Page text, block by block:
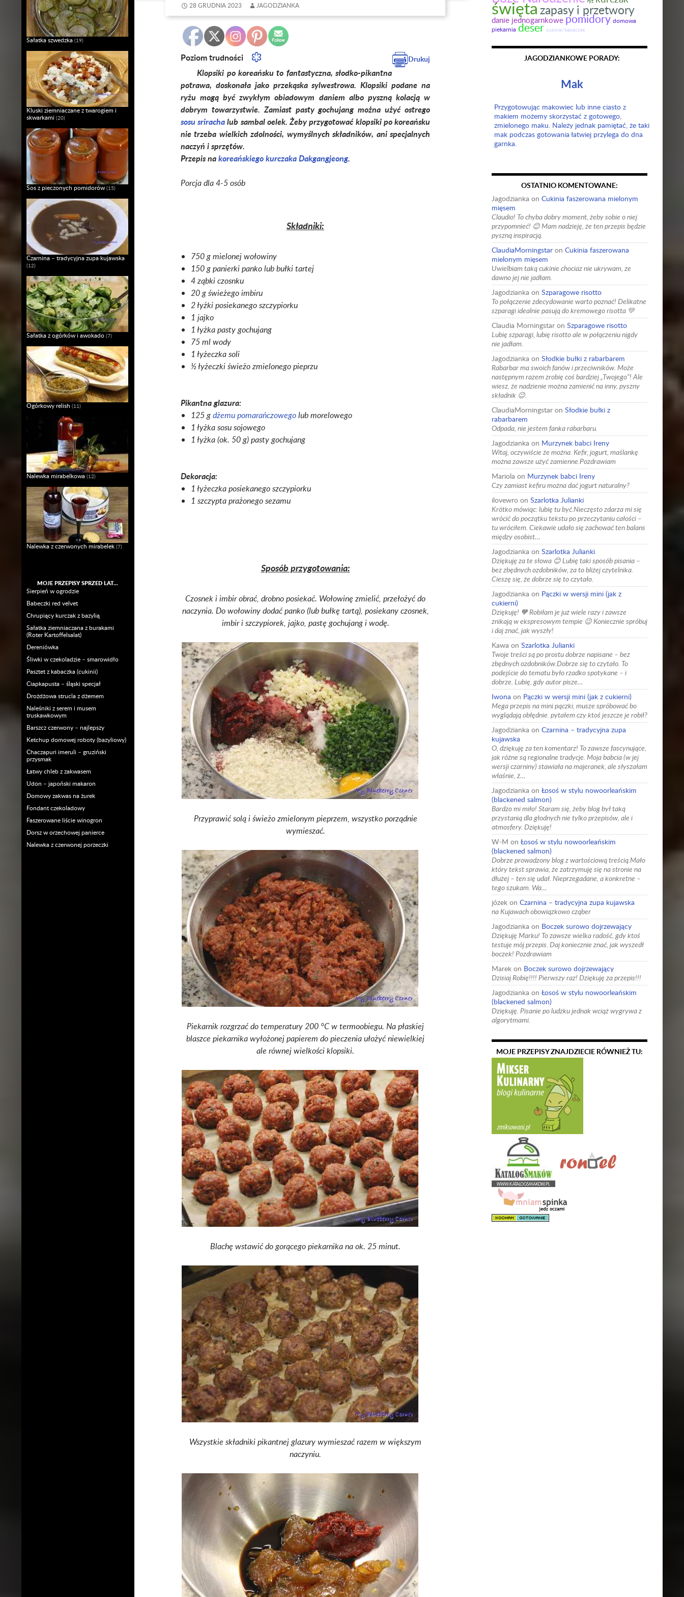
28 GRUDNIA 2023 JAGODZIANKA
Drukuj
Poziom trudności
Klopsiki po koreańsku to fantastyczna, słodko-pikantna
potrawa, doskonała jako przekąska sylwestrowa. Klopsiki podane na
ryżu mogą być zwykłym obiadowym daniem albo pyszną kolacją w
dobrym towarzystwie. Zamiast pasty gochujang można użyć ostrego
sosu srirachalub sambal oelek. Żeby przygotować klopsiki po koreańsku
nie trzeba wielkich zdolności, wymyślnych składników, ani specjalnych
naczyń i sprzętów.
Przepis nakoreańskiego kurczaka Dakgangjeong.
Porcja dla 4-5 osób
Składniki:
750 g mielonej wołowiny
150 g panierki panko lub bułki tartej
4 ząbki czosnku
20 g świeżego imbiru
2 łyżki posiekanego szczypiorku
1 jajko
1 łyżka pasty gochujang
75 ml wody
1 łyżeczka soli
½ łyżeczki świeżo zmielonego pieprzu
Pikantna glazura:
125 gdżemu pomarańczowegolub morelowego
1 łyżka sosu sojowego
1 łyżka (ok. 50 g) pasty gochujang
Dekoracja:
1 łyżeczka posiekanego szczypiorku
1 szczypta prażonego sezamu
Sposób przygotowania:
Czosnek i imbir obrać, drobno posiekać. Wołowinę zmielić, przełożyć do
naczynia. Do wołowiny dodać panko (lub bułkę tartą), posiekany czosnek,
imbir i szczypiorek, jajko, pastę gochujang i wodę.
Przyprawić solą i świeżo zmielonym pieprzem, wszystko porządnie
wymieszać.
Piekarnik rozgrzać do temperatury 200 °C w termoobiegu. Na płaskiej
blaszce piekarnika wyłożonej papierem do pieczenia ułożyć niewielkiej
ale równej wielkości klopsiki.
Blachę wstawić do gorącego piekarnika na ok. 25 minut.
Wszystkie składniki pikantnej glazury wymieszać razem w większym
naczyniu.
świętazapasy i przetwory
danie jednogarnkowe pomidory domowa
piekarnia deser cukinia/kabaczek
JAGODZIANKOWE PORADY:
Mak
Przygotowując makowiec lub inne ciasto z
makiem możemy skorzystać z gotowego,
zmielonego maku. Należy jednak pamiętać, że taki
mak podczas gotowania łatwiej przylega do dna
garnka.
OSTATNIO KOMENTOWANE:
Jagodzianka on Cukinia faszerowana mielonym
mięsem
Claudio! To chyba dobry moment, żeby sobie o niej
przypomnieć! 😊 Mam nadzieję, że ten przepis będzie
pyszną inspiracją.
ClaudiaMorningstar on Cukinia faszerowana
mielonym mięsem
Uwielbiam taką cukinie chociaz nie ukrywam, ze
dawno jej nie jadłam.
Jagodzianka on Szparagowe risotto
To połączenie zdecydowanie warto poznać! Delikatne
szparagi idealnie pasują do kremowego risotta 💚
Claudia Morningstar on Szparagowe risotto
Lubię szparagi, lubię risotto ale w połączeniu nigdy
nie jadłam.
Jagodzianka on Słodkie bułki z rabarbarem
Rabarbar ma swoich fanów i przeciwników. Może
następnym razem zrobię coś bardziej „Twojego”! Ale
wiesz, że nadzienie można zamienić na inny, pyszny
składnik 😉.
ClaudiaMorningstar on Słodkie bułki z
rabarbarem
Odpada, nie jestem fanka rabarbaru.
Jagodzianka on Murzynek babci Ireny
Witaj, oczywiście że można. Kefir, jogurt, maślankę
można zawsze użyć zamienne.Pozdrawiam
Mariola on Murzynek babci Ireny
Czy zamiast kefiru można dać jogurt naturalny?
ilovewro on Szarlotka Julianki
Krótko mówiąc: lubię tu być.Nieczęsto zdarza mi się
wrócić do początku tekstu po przeczytaniu całości –
tu wróciłem. Ciekawie udało się zachować ten balans
między osobist…
Jagodzianka on Szarlotka Julianki
Dziękuję za te słowa 😊 Lubię taki sposób pisania –
bez zbędnych ozdobników, za to bliżej czytelnika.
Cieszę się, że dobrze się to czytało.
Jagodzianka on Pączki w wersji mini (jak z
cukierni)
Dziękuję! 🧡 Robiłam je już wiele razy i zawsze
znikają w ekspresowym tempie 😉 Koniecznie spróbuj
i daj znać, jak wyszły!
Kawa on Szarlotka Julianki
Twoje treści są po prostu dobrze napisane – bez
zbędnych ozdobników.Dobrze się to czytało. To
podejście do tematu było rzadko spotykane – i
dobrze. Lubię, gdy autor pisze…
Iwona on Pączki w wersji mini (jak z cukierni)
Mega przepis na mini pączki, musze spróbować bo
wyglądają obłędnie. pytałem czy ktoś jeszcze je robił?
Jagodzianka on Czarnina – tradycyjna zupa
kujawska
O, dziękuję za ten komentarz! To zawsze fascynujące,
jak różne są regionalne tradycje. Moja babcia (w jej
wersji czarniny) stawiała na majeranek, ale słyszałam
właśnie, ż…
Jagodzianka on Łosoś w stylu nowoorleańskim
(blackened salmon)
Bardzo mi miło! Staram się, żeby blog był taką
przystanią dla głodnych nie tylko przepisów, ale i
atmosfery. Dziękuję!
W-M on Łosoś w stylu nowoorleańskim
(blackened salmon)
Dobrze prowadzony blog z wartościową treścią.Mało
który tekst sprawia, że zatrzymuję się na stronie na
dłużej – ten się udał. Nieprzegadane, a konkretne –
tego szukam. Wa…
józek on Czarnina – tradycyjna zupa kujawska
na Kujawach obowiązkowo cząber
Jagodzianka on Boczek surowo dojrzewający
Dziękuję Marku! To zawsze wielka radość, gdy ktoś
testuje mój przepis. Daj koniecznie znać, jak wyszedł
boczek! Pozdrawiam
Marek on Boczek surowo dojrzewający
Dzisiaj Robię!!!! Pierwszy raz! Dziękuję za przepis!!!
Jagodzianka on Łosoś w stylu nowoorleańskim
(blackened salmon)
Dziękuję. Pisanie po ludzku jednak wciąż wygrywa z
algorytmami.
MOJE PRZEPISY ZNAJDZIECIE RÓWNIEŻ TU:
Sałatka szwedzka (19)
Kluski ziemniaczane z twarogiem i
skwarkami (20)
Sos z pieczonych pomidorów (15)
Czarnina – tradycyjna zupa kujawska
(12)
Sałatka z ogórków i awokado (7)
Ogórkowy relish (11)
Nalewka mirabelkowa (12)
Nalewka z czerwonych mirabelek (7)
MOJE PRZEPISY SPRZED LAT…
Sierpień w ogrodzie
Babeczki red velvet
Chrupiący kurczak z bazylią
Sałatka ziemniaczana z burakami
(Roter Kartoffelsalat)
Dereniówka
Śliwki w czekoladzie – smarowidło
Pasztet z kabaczka (cukinii)
Ciapkapusta – śląski specjał
Drożdżowa strucla z dżemem
Naleśniki z serem i musem
truskawkowym
Barszcz czerwony – najlepszy
Ketchup domowej roboty (bazyliowy)
Chaczapuri imeruli – gruziński
przysmak
Łatwy chleb z zakwasem
Udon – japoński makaron
Domowy zakwas na żurek
Fondant czekoladowy
Faszerowane liście winogron
Dorsz w orzechowej panierce
Nalewka z czerwonej porzeczki